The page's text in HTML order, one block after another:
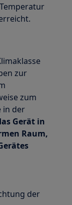
zur
zum
in der
Gerät in
Raum,
der